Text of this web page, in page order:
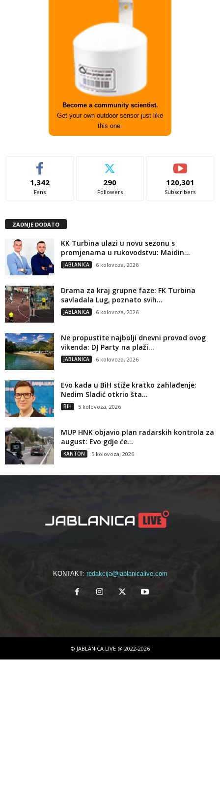
Become a community scientist.
Get your own outdoor sensor just like
this one.
1,342
Fans
290
Followers
120,301
Subscribers
ZADNJE DODATO
KK Turbina ulazi u novu sezonu s
promjenama u rukovodstvu: Maidin...
JABLANICA 6 kolovoza, 2026
Drama za kraj grupne faze: FK Turbina
savladala Lug, poznato svih...
JABLANICA 6 kolovoza, 2026
Ne propustite najbolji dnevni provod ovog
vikenda: DJ Party na plaži...
JABLANICA 6 kolovoza, 2026
Evo kada u BiH stiže kratko zahlađenje:
Nedim Sladić otkrio šta...
BIH 5 kolovoza, 2026
MUP HNK objavio plan radarskih kontrola za
august: Evo gdje će...
KANTON 5 kolovoza, 2026
KONTAKT: redakcija@jablanicalive.com
© JABLANICA LIVE @ 2022-2026